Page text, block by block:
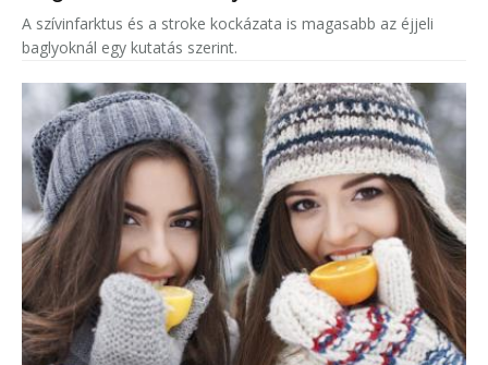
A szívinfarktus és a stroke kockázata is magasabb az éjjeli
baglyoknál egy kutatás szerint.